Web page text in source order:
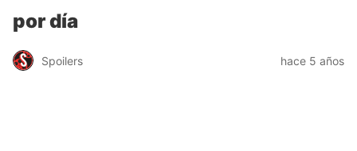
por día
Spoilers hace 5 años